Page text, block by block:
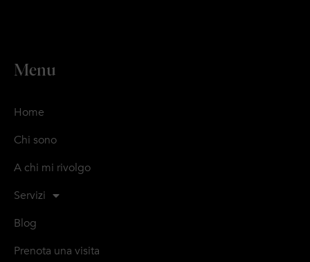
Menu
Home
Chi sono
A chi mi rivolgo
Servizi
Blog
Prenota una visita